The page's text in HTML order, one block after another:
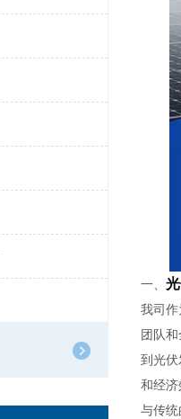
一、
我司
团队
到光
和经济
与传